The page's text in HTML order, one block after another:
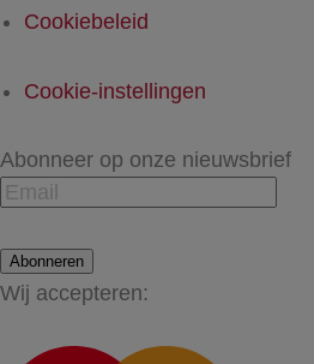
Cookiebeleid
Cookie-instellingen
Abonneer op onze nieuwsbrief
Abonneren
Wij accepteren: